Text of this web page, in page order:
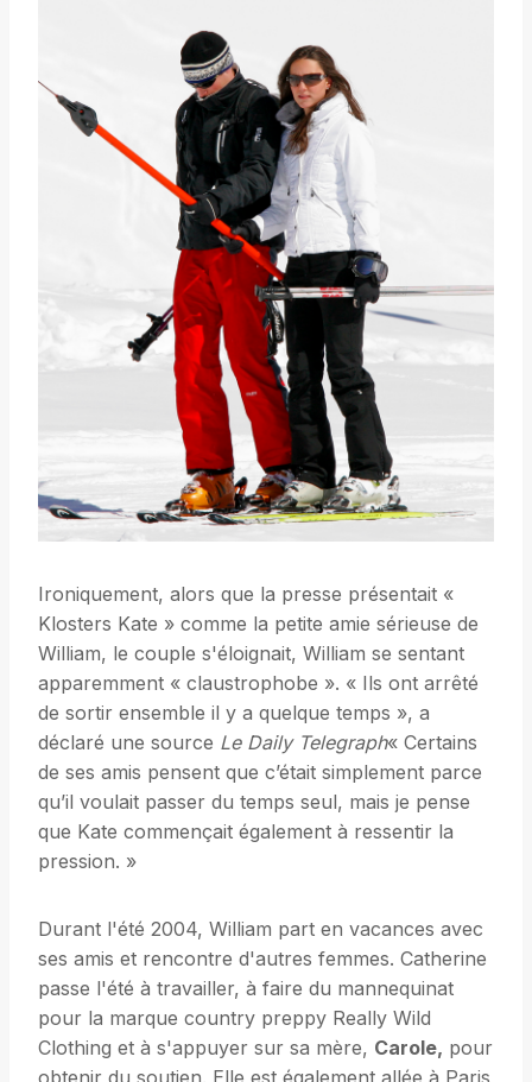
Ironiquement, alors que la presse présentait «
Klosters Kate » comme la petite amie sérieuse de
William, le couple s'éloignait, William se sentant
apparemment « claustrophobe ». « Ils ont arrêté
de sortir ensemble il y a quelque temps », a
déclaré une source Le Daily Telegraph« Certains
de ses amis pensent que c’était simplement parce
qu’il voulait passer du temps seul, mais je pense
que Kate commençait également à ressentir la
pression. »
Durant l'été 2004, William part en vacances avec
ses amis et rencontre d'autres femmes. Catherine
passe l'été à travailler, à faire du mannequinat
pour la marque country preppy Really Wild
Clothing et à s'appuyer sur sa mère, Carole, pour